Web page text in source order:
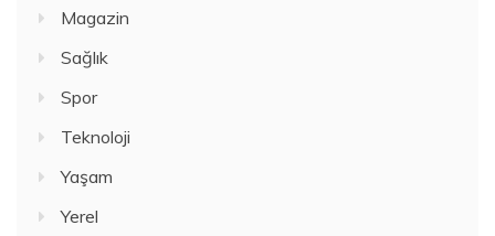
Magazin
Sağlık
Spor
Teknoloji
Yaşam
Yerel